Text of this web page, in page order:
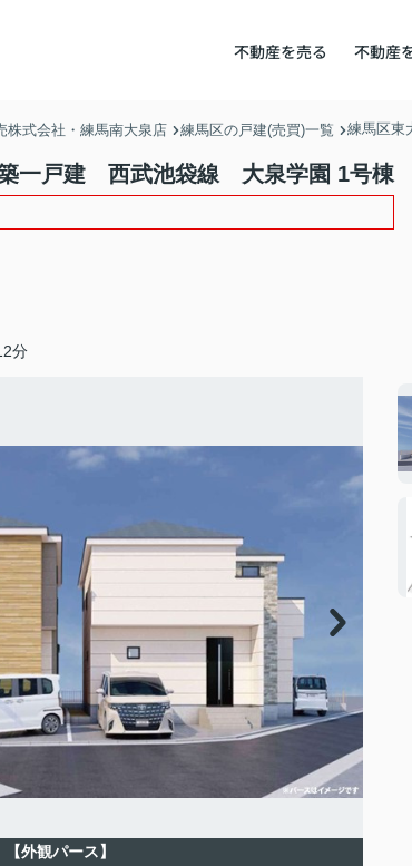
不動産を売る 不動産
株式会社・練馬南大泉店 練馬区の戸建(売買)一覧 練馬区
一戸建 西武池袋線 大泉学園 1号棟
分
【外観パース】